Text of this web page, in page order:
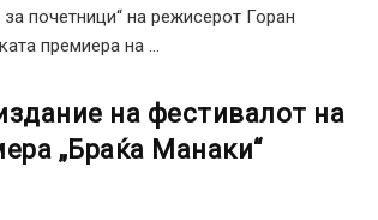
почетници“ на режисерот Горан
премиера на ...
на фестивалот на
„Браќа Манаки“